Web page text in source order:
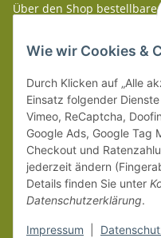
Über den Shop
wir innerhalb Deutschland
versandkostenfrei.
Weitere Versanddetails
und Zahlungsbedingungen.
Wie wir Cookies &
Durch Klicken auf „Alle
Einsatz folgender
Vimeo, ReCaptcha,
Google Ads, Google Tag
Checkout und
jederzeit ändern
Details finden Sie unter
Datenschutzerklärung.
Impressum